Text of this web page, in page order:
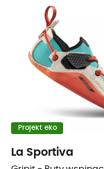
Projekt eko
La Sportiva